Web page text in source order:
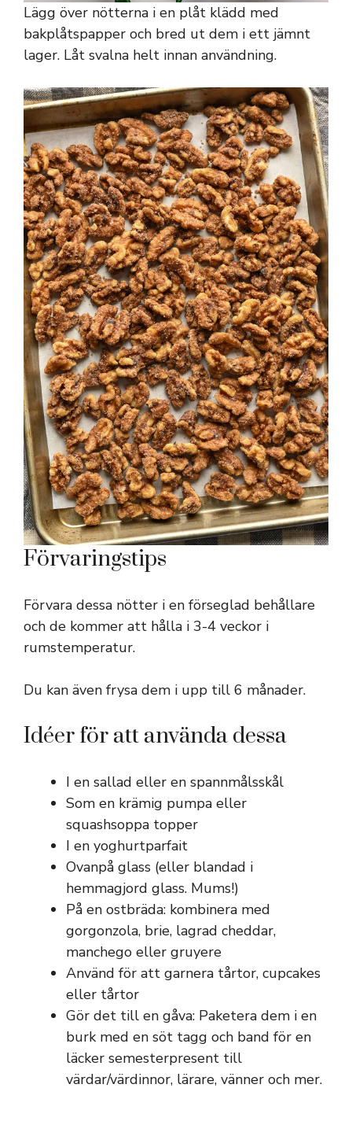
Lägg över nötterna i en plåt klädd med
bakplåtspapper och bred ut dem i ett jämnt
lager. Låt svalna helt innan användning.
Förvaringstips
Förvara dessa nötter i en förseglad behållare
och de kommer att hålla i 3-4 veckor i
rumstemperatur.
Du kan även frysa dem i upp till 6 månader.
Idéer för att använda dessa
I en sallad eller en spannmålsskål
Som en krämig pumpa eller
squashsoppa topper
I en yoghurtparfait
Ovanpå glass (eller blandad i
hemmagjord glass. Mums!)
På en ostbräda: kombinera med
gorgonzola, brie, lagrad cheddar,
manchego eller gruyere
Använd för att garnera tårtor, cupcakes
eller tårtor
Gör det till en gåva: Paketera dem i en
burk med en söt tagg och band för en
läcker semesterpresent till
värdar/värdinnor, lärare, vänner och mer.